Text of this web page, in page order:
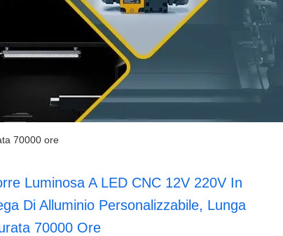
70000 ore
Luminosa A LED CNC 12V 220V In
Di Alluminio Personalizzabile, Lunga
70000 Ore